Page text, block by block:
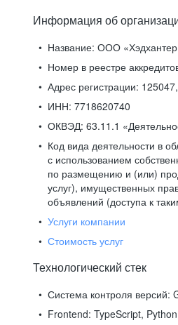
Информация об
Название: ООО
Номер в реестре
Адрес регистрации:
ИНН: 7718620740
ОКВЭД: 63.11.1
Код вида деятельности в
с использованием
по размещению и (или)
услуг), имущественных
объявлений (доступа к
Услуги компании
Стоимость услуг
Технологический стек
Система контроля версий:
Frontend: TypeScript,